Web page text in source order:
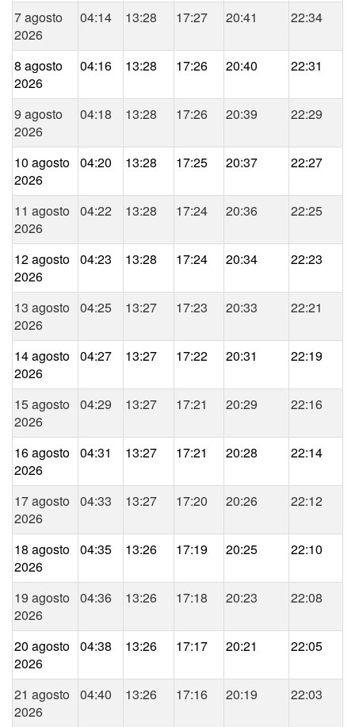
7 agosto
2026
04:14 13:28 17:27 20:41 22:34
8 agosto
2026
04:16 13:28 17:26 20:40 22:31
9 agosto
2026
04:18 13:28 17:26 20:39 22:29
10 agosto
2026
04:20 13:28 17:25 20:37 22:27
11 agosto
2026
04:22 13:28 17:24 20:36 22:25
12 agosto
2026
04:23 13:28 17:24 20:34 22:23
13 agosto
2026
04:25 13:27 17:23 20:33 22:21
14 agosto
2026
04:27 13:27 17:22 20:31 22:19
15 agosto
2026
04:29 13:27 17:21 20:29 22:16
16 agosto
2026
04:31 13:27 17:21 20:28 22:14
17 agosto
2026
04:33 13:27 17:20 20:26 22:12
18 agosto
2026
04:35 13:26 17:19 20:25 22:10
19 agosto
2026
04:36 13:26 17:18 20:23 22:08
20 agosto
2026
04:38 13:26 17:17 20:21 22:05
21 agosto
2026
04:40 13:26 17:16 20:19 22:03